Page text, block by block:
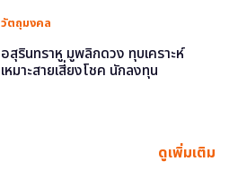
วัตถุมงคล
อสุรินทราหู มูพลิกดวง ทุบเคราะห์
เหมาะสายเสี่ยงโชค นักลงทุน
ดูเพิ่มเติม